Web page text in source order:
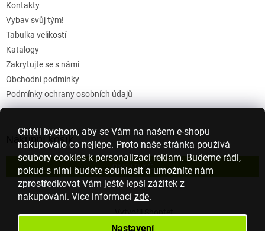
Chtěli bychom, aby se Vám na našem e-shopu
nakupovalo co nejlépe. Proto naše stránka používá
soubory cookies k personalizaci reklam. Budeme rádi,
pokud s nimi budete souhlasit a umožníte nám
zprostředkovat Vám ještě lepší zážitek z
nakupování. Více informací zde.
Nastavení
Kontakty
Vybav svůj tým!
Tabulka velikostí
Katalogy
Zakrytujte se s námi
Obchodní podmínky
Podmínky ochrany osobních údajů
Nákupní košík
0KS /0 KČ